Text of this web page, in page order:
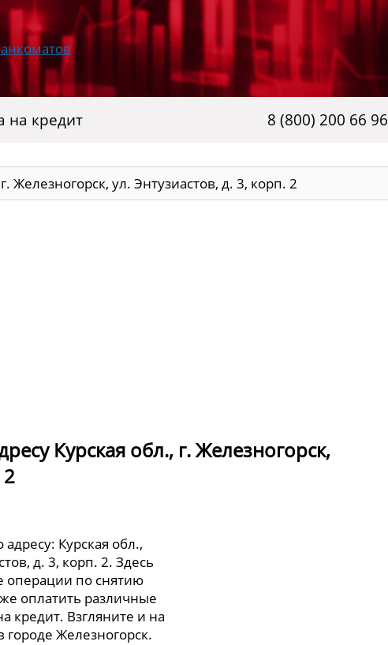
на кредит 8 (800) 200 66 96
Железногорск, ул. Энтузиастов, д. 3, корп. 2
Курская обл., г. Железногорск,
Курская обл.,
д. 3, корп. 2. Здесь
по снятию
оплатить различные
кредит. Взгляните и на
городе Железногорск.